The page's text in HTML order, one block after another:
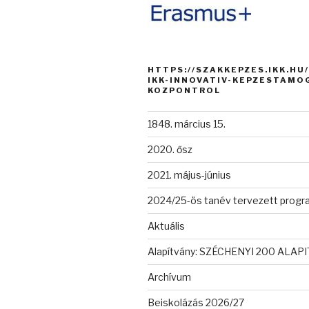
HTTPS://
IKK-INNOVATIV-
KOZPONTROL
1848. március 15.
2020. ősz
2021. május-június
2024/25-ös tanév tervezett
Aktuális
Alapítvány: SZÉCHENYI 200
Archívum
Beiskolázás 2026/27